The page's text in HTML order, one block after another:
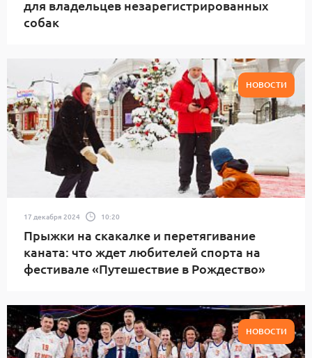
для владельцев незарегистрированных
собак
НОВОСТИ
17 декабря 2024 10:20
Прыжки на скакалке и перетягивание
каната: что ждет любителей спорта на
фестивале «Путешествие в Рождество»
НОВОСТИ